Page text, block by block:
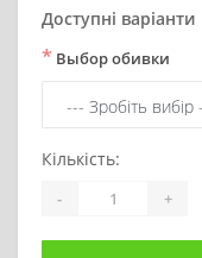
Доступні варіанти
* Выбор обивки
Кількість:
- +